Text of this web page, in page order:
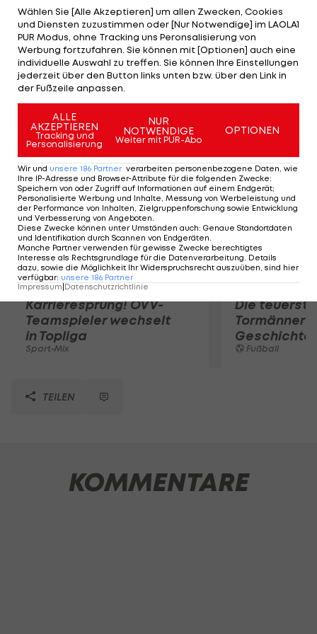
bewertet und werden 17. Beste ist die Britin
Charlotte Dujardin mit Valegro. "Ich freue mich
sehr, dass wir vor dieser Kulisse ein drittes Mal in
das Viereck dürfen", sagt Max-Theurer. Team-Gold
gewinnt Großbritannien vor Deutschland und den
Niederlanden.
Mehr zum Thema
Karrieresprung! ÖVV-
Teamspieler wechselt
in Topliga
Sport-Mix
Die
Tormänner
Geschichte
Fußball
TEILEN
KOMMENTARE
Wählen Sie [Alle Akzeptieren] um allen Zwecken, Cookies
und Diensten zuzustimmen oder [Nur Notwendige] im LAOLA1
PUR Modus, ohne Tracking uns Peronsalisierung von
Werbung fortzufahren. Sie können mit [Optionen] auch eine
individuelle Auswahl zu treffen. Sie können Ihre Einstellungen
jederzeit über den Button links unten bzw. über den Link in
der Fußzeile anpassen.
ALLE
AKZEPTIEREN
Tracking und
Personalisierung
NUR
NOTWENDIGE
Weiter mit PUR-Abo
OPTIONEN
Wir und unsere 186 Partner verarbeiten personenbezogene Daten, wie
Ihre IP-Adresse und Browser-Attribute für die folgenden Zwecke:
Speichern von oder Zugriff auf Informationen auf einem Endgerät;
Personalisierte Werbung und Inhalte, Messung von Werbeleistung und
der Performance von Inhalten, Zielgruppenforschung sowie Entwicklung
und Verbesserung von Angeboten.
Diese Zwecke können unter Umständen auch: Genaue Standortdaten
und Identifikation durch Scannen von Endgeräten.
Manche Partner verwenden für gewisse Zwecke berechtigtes
Interesse als Rechtsgrundlage für die Datenverarbeitung. Details
dazu, sowie die Möglichkeit Ihr Widerspruchsrecht auszuüben, sind hier
verfügbar: unsere 186 Partner
Impressum Datenschutzrichtlinie